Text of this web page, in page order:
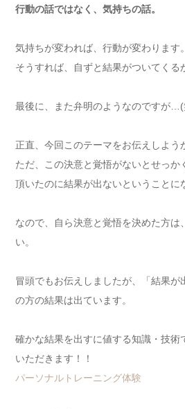
行動の話ではなく、気持ちの話。
気持ちが変われば、行動が変わります。
そうすれば、自ずと結果がついてくる
最後に、また弁明のようなのですが…(
正直、今回このテーマをお伝えしよう
ただ、この決意と覚悟がないとせっか
頂いたのに結果が出ないということに
なので、自ら決意と覚悟を決めた方は
い。
冒頭でもお伝えしましたが、「結果が
の方の結果は出ています。
確かな結果を出すに値する知識・技術
いただきます！！
パーソナルトレーニング体験